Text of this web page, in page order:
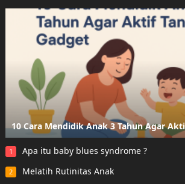
10 Cara Mendidik Anak 3 Tahun Agar
1 Apa itu baby blues syndrome ?
2 Melatih Rutinitas Anak